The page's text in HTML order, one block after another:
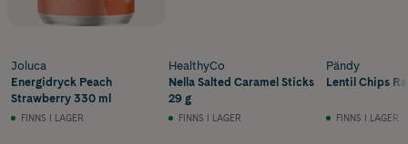
Joluca
Energidryck Peach
Strawberry 330 ml
FINNS I LAGER
HealthyCo
Nella Salted Caramel Sticks
29 g
FINNS I LAGER
Pändy
Lentil Chips
FINNS I LAGER